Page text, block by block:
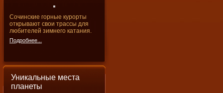
Сочинские горные курорты
открывают свои трассы для
любителей зимнего катания.
Подробнее...
Уникальные места
планеты